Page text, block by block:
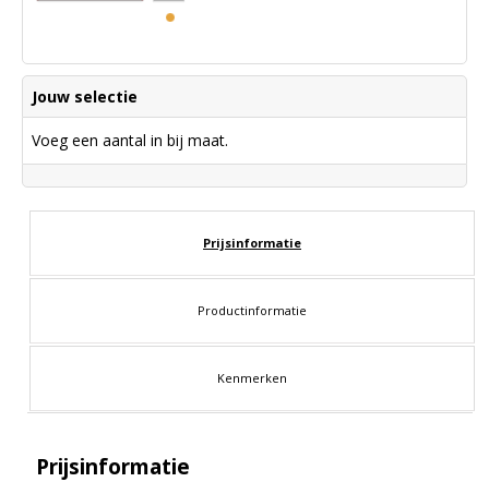
Jouw selectie
Voeg een aantal in bij maat.
Prijsinformatie
Productinformatie
Kenmerken
Prijsinformatie